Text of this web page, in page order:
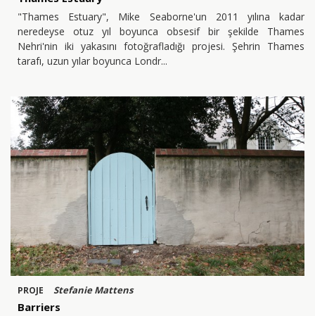
"Thames Estuary", Mike Seaborne'un 2011 yılına kadar
neredeyse otuz yıl boyunca obsesif bir şekilde Thames
Nehri'nin iki yakasını fotoğrafladığı projesi. Şehrin Thames
tarafı, uzun yılar boyunca Londr
PROJE Stefanie Mattens
Barriers